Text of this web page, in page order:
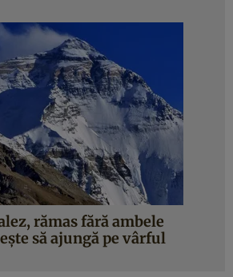
rămas fără ambele
să ajungă pe vârful